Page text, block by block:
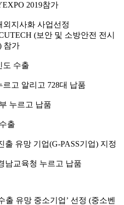
2019참가
외지사화 사업선정
(보안 및 소방안전 전시
참가
도 수출
고 알리고 728대 납품
누르고 납품
출
출 유망 기업(G-PASS기업) 지정
남교육청 누르고 납품
출 유망 중소기업’ 선정 (중소벤